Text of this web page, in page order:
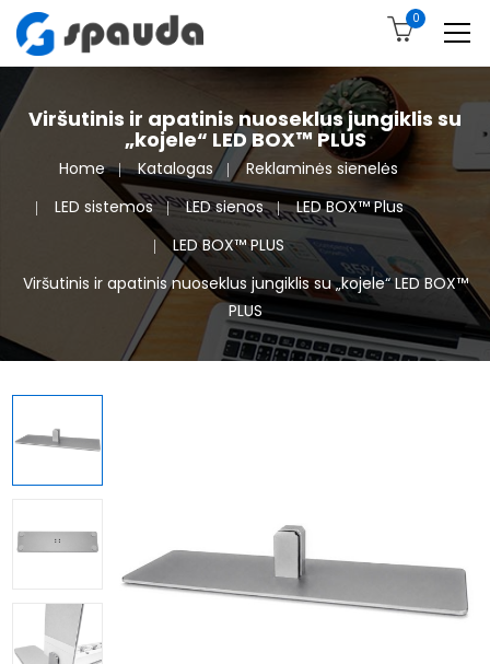
0
Viršutinis ir apatinis nuoseklus jungiklis su
„kojele“ LED BOX™ PLUS
Home Katalogas
Reklaminės sienelės
LED sistemos
LED sienos
LED BOX™ Plus
LED BOX™ PLUS
Viršutinis ir apatinis nuoseklus jungiklis su „kojele“ LED BOX™
PLUS